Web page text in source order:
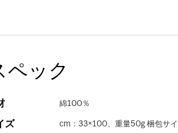
ペック
綿100％
ズ
cm：33×100、重量50g 梱包サイ